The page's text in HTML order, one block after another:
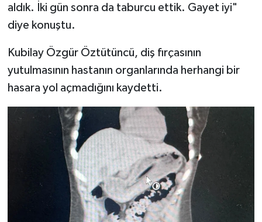
aldık. İki gün sonra da taburcu ettik. Gayet iyi"
diye konuştu.
Kubilay Özgür Öztütüncü, diş fırçasının
yutulmasının hastanın organlarında herhangi bir
hasara yol açmadığını kaydetti.